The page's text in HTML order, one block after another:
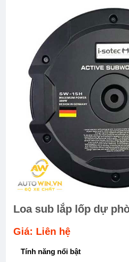
Loa sub lắp lốp dự
Giá: Liên hệ
Tính năng nổi bật